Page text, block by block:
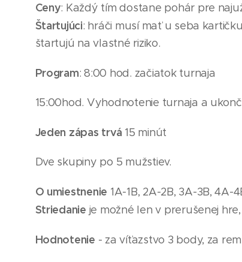
Ceny: Každý tím dostane pohár pre
Štartujúci: hráči musí mať u seba
štartujú na vlastné riziko.
Program: 8:00 hod. začiatok turnaja
15:00hod. Vyhodnotenie turnaja a
Jeden zápas trvá15 minút
Dve skupiny po 5 mužstiev.
O umiestnenie 1A-1B, 2A-2B, 3A-3B, 4A-
Striedanie je možné len v prerušenej
Hodnotenie - za víťazstvo 3 body, za